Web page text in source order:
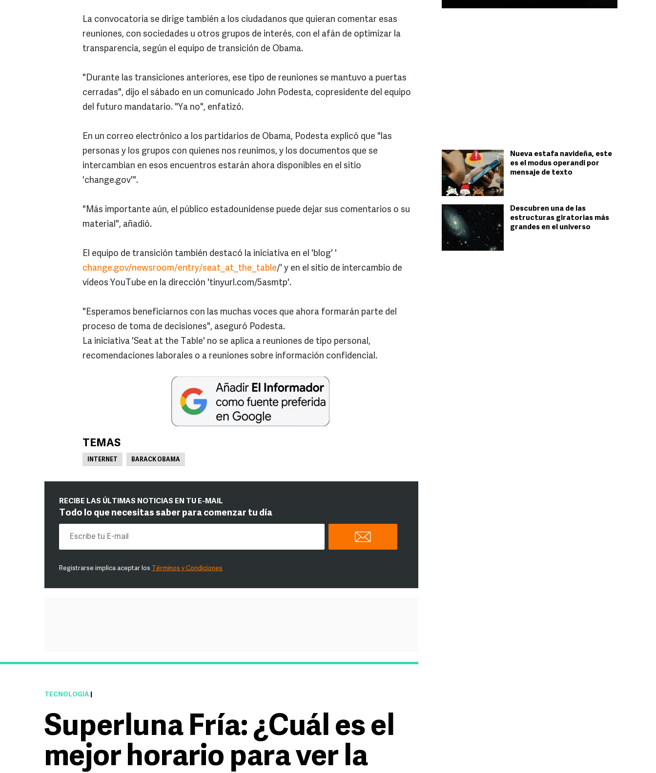
Nueva estafa navideña, este
es el modus operandi por
mensaje de texto
Descubren una de las
estructuras giratorias más
grandes en el universo
La convocatoria se dirige también a los ciudadanos que quieran comentar esas
reuniones, con sociedades u otros grupos de interés, con el afán de optimizar la
transparencia, según el equipo de transición de Obama.
"Durante las transiciones anteriores, ese tipo de reuniones se mantuvo a puertas
cerradas", dijo el sábado en un comunicado John Podesta, copresidente del equipo
del futuro mandatario. "Ya no", enfatizó.
En un correo electrónico a los partidarios de Obama, Podesta explicó que "las
personas y los grupos con quienes nos reunimos, y los documentos que se
intercambian en esos encuentros estarán ahora disponibles en el sitio
'change.gov'".
"Más importante aún, el público estadounidense puede dejar sus comentarios o su
material", añadió.
El equipo de transición también destacó la iniciativa en el 'blog' '
change.gov/newsroom/entry/seat_at_the_table/' y en el sitio de intercambio de
vídeos YouTube en la dirección 'tinyurl.com/5asmtp'.
"Esperamos beneficiarnos con las muchas voces que ahora formarán parte del
proceso de toma de decisiones", aseguró Podesta.
La iniciativa 'Seat at the Table' no se aplica a reuniones de tipo personal,
recomendaciones laborales o a reuniones sobre información confidencial.
TEMAS
INTERNET BARACK OBAMA
RECIBE LAS ÚLTIMAS NOTICIAS EN TU E-MAIL
Todo lo que necesitas saber para comenzar tu día
Registrarse implica aceptar los Términos y Condiciones
TECNOLOGÍA
Superluna Fría: ¿Cuál es el
mejor horario para ver la